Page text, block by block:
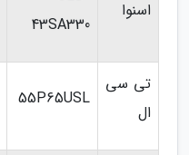
اسنوا
43SA330
تی سی
ال
55P65USL